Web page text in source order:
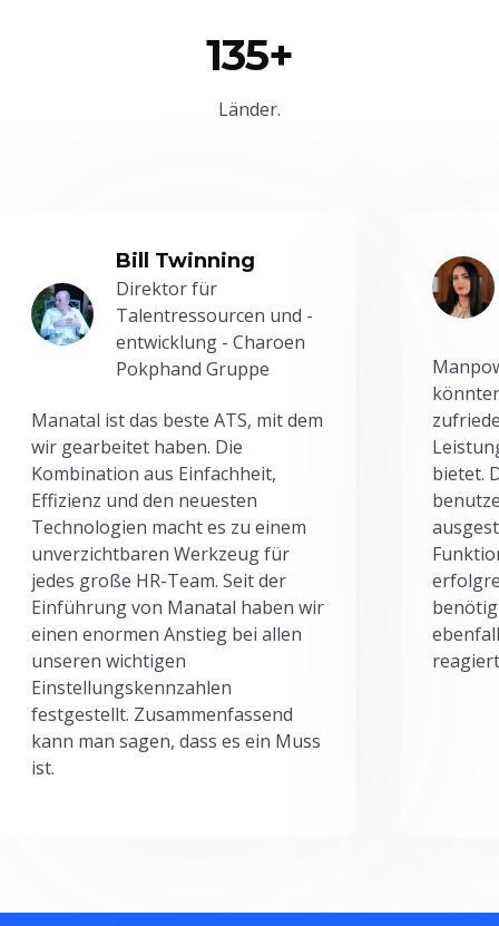
135+
Länder.
Bill Twinning
Direktor für
Talentressourcen und -
entwicklung - Charoen
Pokphand Gruppe
Manatal ist das beste ATS, mit dem
wir gearbeitet haben. Die
Kombination aus Einfachheit,
Effizienz und den neuesten
Technologien macht es zu einem
unverzichtbaren Werkzeug für
jedes große HR-Team. Seit der
Einführung von Manatal haben wir
einen enormen Anstieg bei allen
unseren wichtigen
Einstellungskennzahlen
festgestellt. Zusammenfassend
kann man sagen, dass es ein Muss
ist.
bietet.